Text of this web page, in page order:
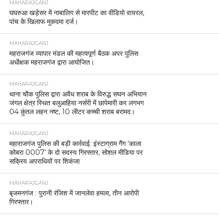
MAHARAJGANJ
घघरुआ खड़ेसर में नाबालिग से मारपीट का वीडियो वायरल,
पांच के खिलाफ मुकदमा दर्ज।
MAHARAJGANJ
महराजगंज व्यापार मंडल की महत्वपूर्ण बैठक अपर पुलिस
अधीक्षक महराजगंज द्वारा आयोजित।
MAHARAJGANJ
थाना चौक पुलिस द्वारा अवैध शराब के विरुद्ध सघन अभियान
जंगल क्षेत्र स्थित बलुआहिया नर्सरी में छापेमारी कर लगभग
04 कुंतल लहन नष्ट, 10 लीटर कच्ची शराब बरामद।
MAHARAJGANJ
महाराजगंज पुलिस की बड़ी कार्रवाई: इंस्टाग्राम गैंग ‘काला
कोबरा 0007’ के दो सदस्य गिरफ्तार, सोशल मीडिया पर
सक्रिय अपराधियों पर शिकंजा
MAHARAJGANJ
बृजमनगंज : पुरानी रंजिश में जानलेवा हमला, तीन आरोपी
गिरफ्तार।